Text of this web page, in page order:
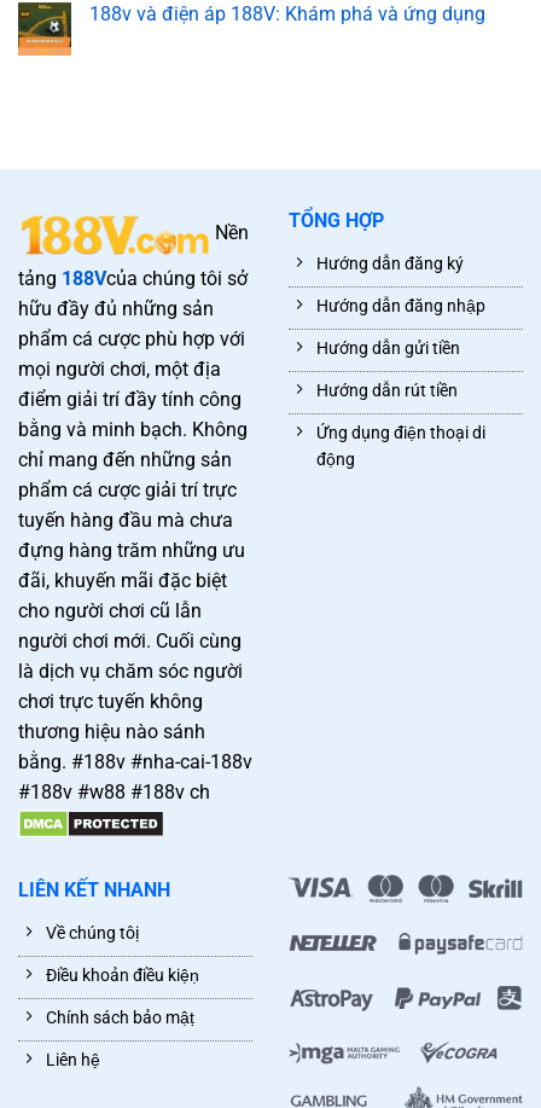
188v và điện áp 188V: Khám phá và ứng dụng
Nền
tảng 188Vcủa chúng tôi sở
hữu đầy đủ những sản
phẩm cá cược phù hợp với
mọi người chơi, một địa
điểm giải trí đầy tính công
bằng và minh bạch. Không
chỉ mang đến những sản
phẩm cá cược giải trí trực
tuyến hàng đầu mà chưa
đựng hàng trăm những ưu
đãi, khuyến mãi đặc biệt
cho người chơi cũ lẫn
người chơi mới. Cuối cùng
là dịch vụ chăm sóc người
chơi trực tuyến không
thương hiệu nào sánh
bằng. #188v #nha-cai-188v
#188v #w88 #188v ch
TỔNG HỢP
Hướng dẫn đăng ký
Hướng dẫn đăng nhập
Hướng dẫn gửi tiền
Hướng dẫn rút tiền
Ứng dụng điện thoại di
động
LIÊN KẾT NHANH
Về chúng tôị
Điều khoản điều kiệṇ
Chính sách bảo mậṭ
Liên hệ̣